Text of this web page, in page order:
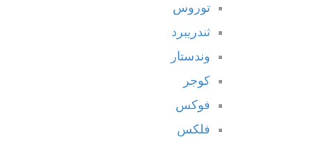
توروس
ثندريبرد
وندستار
كوجر
فوكس
فلكس